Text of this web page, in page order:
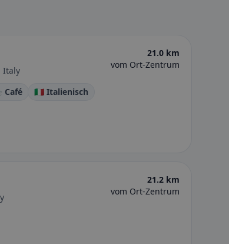
Italy
21.0 km
vom Ort-Zentrum
Café 🇮🇹 Italienisch
21.2 km
vom Ort-Zentrum